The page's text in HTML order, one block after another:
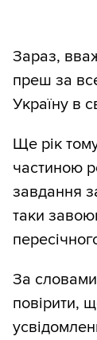
Зараз,
преш за
Україну в
Ще рік
частиною
завдання
таки
За словами
повірити,